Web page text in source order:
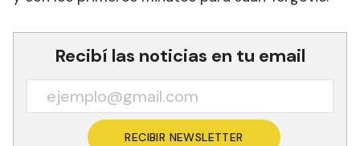
Recibí las noticias en tu email
RECIBIR NEWSLETTER